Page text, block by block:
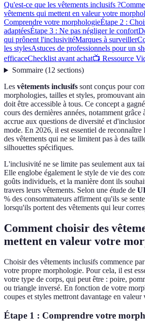
Qu'est-ce que les vêtements inclusifs ?
vêtements qui mettent en valeur votre
Comprendre votre morphologieÉtape 2 :
adaptéesÉtape 3 : Ne pas négliger le confort
qui prônent l'inclusivitéMarques à surveiller
les stylesAstuces de professionnels pour un
efficaceChecklist avant achat📺 Ressource
Sommaire(12 sections)
Les vêtements inclusifs sont conçus pour
morphologies, tailles et styles, promouvant
doit être accessible à tous. Ce concept a
cours des dernières années, notamment grâce
accrue aux questions de diversité et
mode. En 2026, il est essentiel de reconnaître
des vêtements qui ne se limitent pas à des
silhouettes spécifiques.
L'inclusivité ne se limite pas seulement aux
Elle englobe également le style de vie des
goûts individuels, et la manière dont ils
travers leurs vêtements. Selon une étude de
% des consommateurs affirment qu'ils se
lorsqu'ils portent des vêtements qui leur
Comment choisir des
mettent en valeur votre
Choisir des vêtements inclusifs commence
votre propre morphologie. Pour cela, il est
votre type de corps, qui peut être : poire,
ou triangle inversé. En fonction de votre
coupes et styles mettront davantage en valeur
Étape 1 : Comprendre votre